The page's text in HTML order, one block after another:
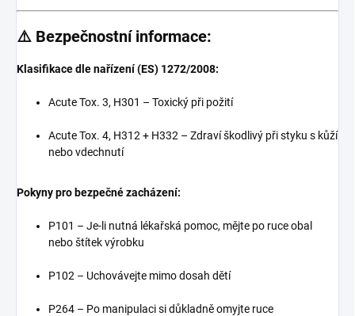
⚠️ Bezpečnostní informace:
Klasifikace dle nařízení (ES) 1272/2008:
Acute Tox. 3, H301 – Toxický při požití
Acute Tox. 4, H312 + H332 – Zdraví škodlivý při styku s kůží
nebo vdechnutí
Pokyny pro bezpečné zacházení:
P101 – Je-li nutná lékařská pomoc, mějte po ruce obal
nebo štítek výrobku
P102 – Uchovávejte mimo dosah dětí
P264 – Po manipulaci si důkladně omyjte ruce